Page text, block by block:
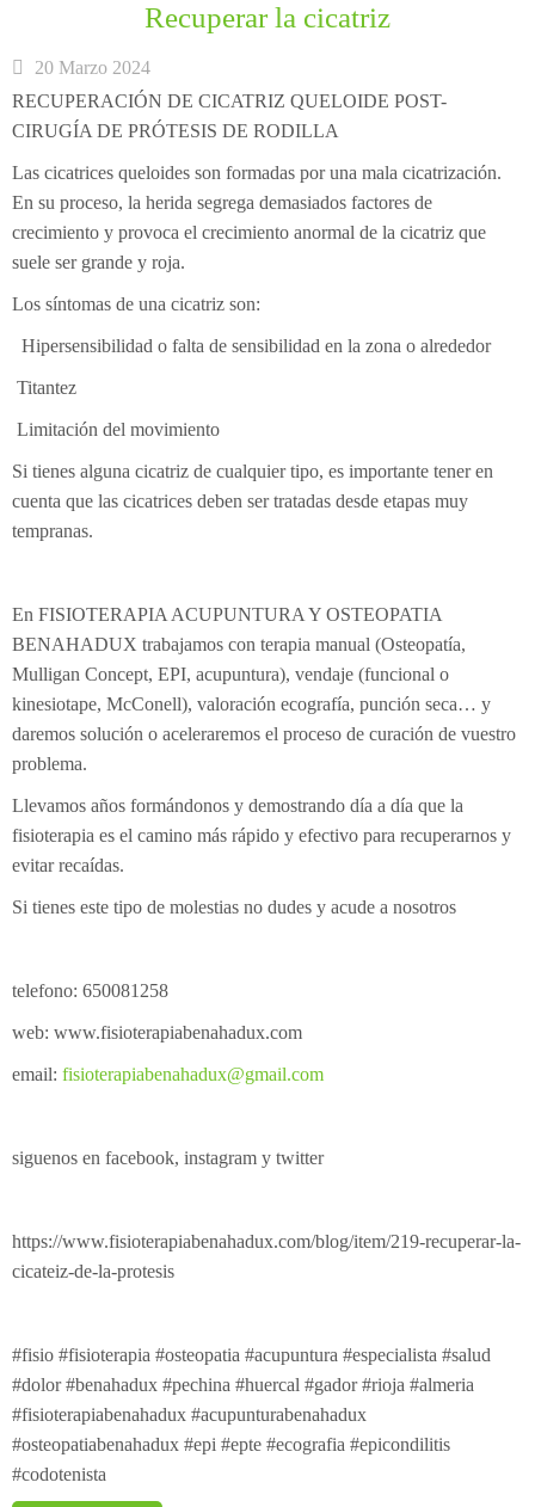
Recuperar la cicatriz
20 Marzo 2024
RECUPERACIÓN DE CICATRIZ QUELOIDE POST-
CIRUGÍA DE PRÓTESIS DE RODILLA
Las cicatrices queloides son formadas por una mala cicatrización.
En su proceso, la herida segrega demasiados factores de
crecimiento y provoca el crecimiento anormal de la cicatriz que
suele ser grande y roja.
Los síntomas de una cicatriz son:
Hipersensibilidad o falta de sensibilidad en la zona o alrededor
Titantez
Limitación del movimiento
Si tienes alguna cicatriz de cualquier tipo, es importante tener en
cuenta que las cicatrices deben ser tratadas desde etapas muy
tempranas.
En FISIOTERAPIA ACUPUNTURA Y OSTEOPATIA
BENAHADUX trabajamos con terapia manual (Osteopatía,
Mulligan Concept, EPI, acupuntura), vendaje (funcional o
kinesiotape, McConell), valoración ecografía, punción seca… y
daremos solución o aceleraremos el proceso de curación de vuestro
problema.
Llevamos años formándonos y demostrando día a día que la
fisioterapia es el camino más rápido y efectivo para recuperarnos y
evitar recaídas.
Si tienes este tipo de molestias no dudes y acude a nosotros
telefono: 650081258
web: www.fisioterapiabenahadux.com
email: fisioterapiabenahadux@gmail.com
siguenos en facebook, instagram y twitter
https://www.fisioterapiabenahadux.com/blog/item/219-recuperar-la-
cicateiz-de-la-protesis
#fisio #fisioterapia #osteopatia #acupuntura #especialista #salud
#dolor #benahadux #pechina #huercal #gador #rioja #almeria
#fisioterapiabenahadux #acupunturabenahadux
#osteopatiabenahadux #epi #epte #ecografia #epicondilitis
#codotenista